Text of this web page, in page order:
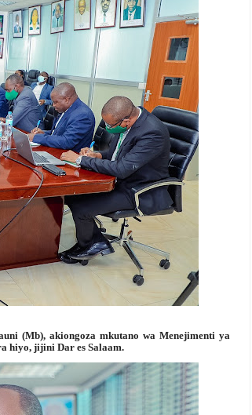
(Mb), akiongoza mkutano wa Menejimenti ya
hiyo, jijini Dar es Salaam.